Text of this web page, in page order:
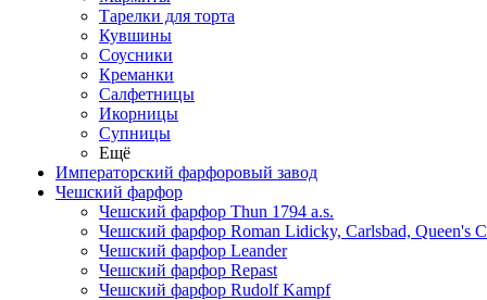
Тарелки для торта
Кувшины
Соусники
Креманки
Салфетницы
Икорницы
Супницы
Ещё
Императорский фарфоровый завод
Чешский фарфор
Чешский фарфор Thun 1794 a.s.
Чешский фарфор Roman Lidicky, Carlsbad, Queen's
Чешский фарфор Leander
Чешский фарфор Repast
Чешский фарфор Rudolf Kampf